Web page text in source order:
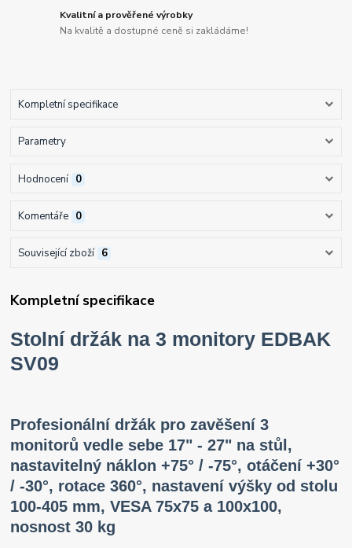
Kvalitní a prověřené výrobky
Na kvalitě a dostupné ceně si zakládáme!
Kompletní specifikace
Parametry
Hodnocení 0
Komentáře 0
Související zboží 6
Kompletní specifikace
Stolní držák na 3 monitory EDBAK
SV09
Profesionální držák pro zavěšení 3
monitorů vedle sebe 17" - 27" na stůl,
nastavitelný náklon +75° / -75°, otáčení +30°
/ -30°, rotace 360°, nastavení výšky od stolu
100-405 mm, VESA 75x75 a 100x100,
nosnost 30 kg